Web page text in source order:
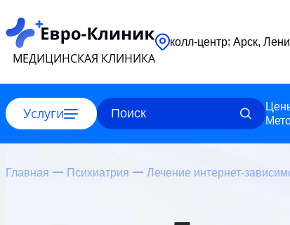
МЕДИЦИНСКАЯ КЛИНИКА
колл-центр:
Услуги
Главная Психиатрия Лечение интернет-